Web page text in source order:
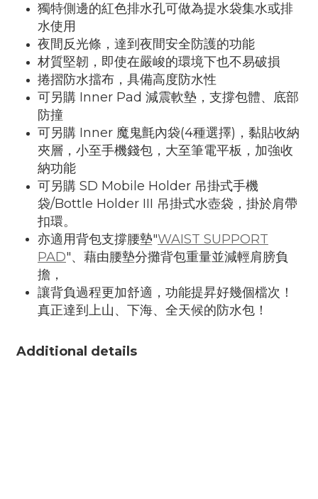
獨特側邊的紅色排水孔可做為提水袋集水或排
水使用
夜間反光條，達到夜間安全防護的功能
材質堅韌，即使在嚴峻的環境下也不易破損
捲摺防水擋布，具備高度防水性
可另購 Inner Pad 減震軟墊，支撐包體、底部
防撞
可另購 Inner 魔鬼氈內袋(4種選擇)，黏貼收納
夾層，小至手機錢包，大至筆電平板，加強收
納功能
可另購 SD Mobile Holder 吊掛式手機
袋/Bottle Holder III 吊掛式水壺袋，掛於肩帶
扣環。
亦適用背包支撐腰墊"WAIST SUPPORT
PAD"、藉由腰墊分攤背包重量並減輕肩膀負
擔，
讓背負過程更加舒適，功能提昇好幾個檔次！
真正達到上山、下海、全天候的防水包！
Additional details